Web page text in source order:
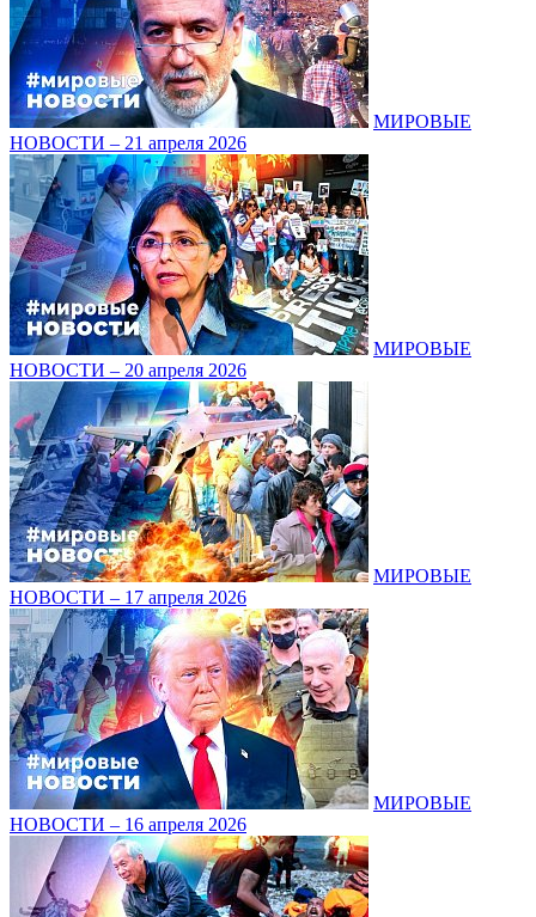
МИРОВЫЕ
НОВОСТИ – 21 апреля 2026
МИРОВЫЕ
НОВОСТИ – 20 апреля 2026
МИРОВЫЕ
НОВОСТИ – 17 апреля 2026
МИРОВЫЕ
НОВОСТИ – 16 апреля 2026